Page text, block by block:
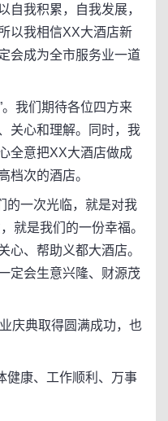
自我积累，自我发展，
以我相信XX大酒店新
会成为全市服务业一道
我们期待各位四方来
关心和理解。同时，我
全意把XX大酒店做成
档次的酒店。
一次光临，就是对我
就是我们的一份幸福。
心、帮助义都大酒店。
定会生意兴隆、财源茂
典取得圆满成功，也
康、工作顺利、万事